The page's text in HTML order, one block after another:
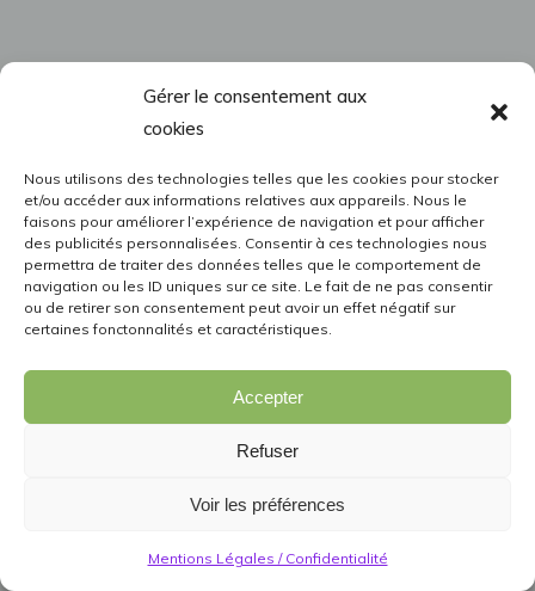
Gérer le consentement aux
cookies
Nous utilisons des technologies telles que les cookies pour stocker
et/ou accéder aux informations relatives aux appareils. Nous le
faisons pour améliorer l’expérience de navigation et pour afficher
des publicités personnalisées. Consentir à ces technologies nous
permettra de traiter des données telles que le comportement de
navigation ou les ID uniques sur ce site. Le fait de ne pas consentir
ou de retirer son consentement peut avoir un effet négatif sur
certaines fonctonnalités et caractéristiques.
Accepter
Refuser
Voir les préférences
Mentions Légales / Confidentialité